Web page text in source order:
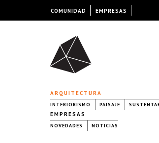
ARQUITECTURA
INTERIORISMO PAISAJE
EMPRESAS
NOVEDADES NOTICIAS
COMUNIDAD EMPRESAS